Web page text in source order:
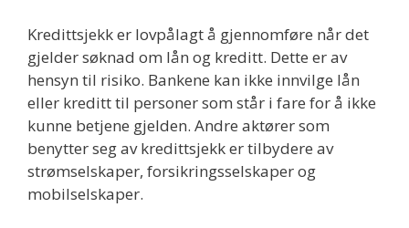
Kredittsjekk er lovpålagt å gjennomføre når det
gjelder søknad om lån og kreditt. Dette er av
hensyn til risiko. Bankene kan ikke innvilge lån
eller kreditt til personer som står i fare for å ikke
kunne betjene gjelden. Andre aktører som
benytter seg av kredittsjekk er tilbydere av
strømselskaper, forsikringsselskaper og
mobilselskaper.